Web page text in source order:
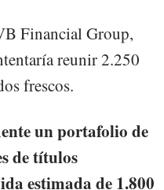
Financial Group,
reunir 2.250
frescos.
un portafolio de
de títulos
estimada de 1.800